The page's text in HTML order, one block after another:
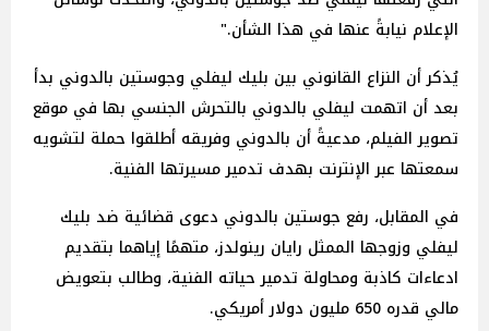
الإعلام نيابةً عنها في هذا الشأن."
يُذكر أن النزاع القانوني بين بليك ليفلي وجوستين بالدوني بدأ
بعد أن اتهمت ليفلي بالدوني بالتحرش الجنسي بها في موقع
تصوير الفيلم، مدعيةً أن بالدوني وفريقه أطلقوا حملة لتشويه
سمعتها عبر الإنترنت بهدف تدمير مسيرتها الفنية.
في المقابل، رفع جوستين بالدوني دعوى قضائية ضد بليك
ليفلي وزوجها الممثل رايان رينولدز، متهمًا إياهما بتقديم
ادعاءات كاذبة ومحاولة تدمير حياته الفنية، وطالب بتعويض
مالي قدره 650 مليون دولار أمريكي.